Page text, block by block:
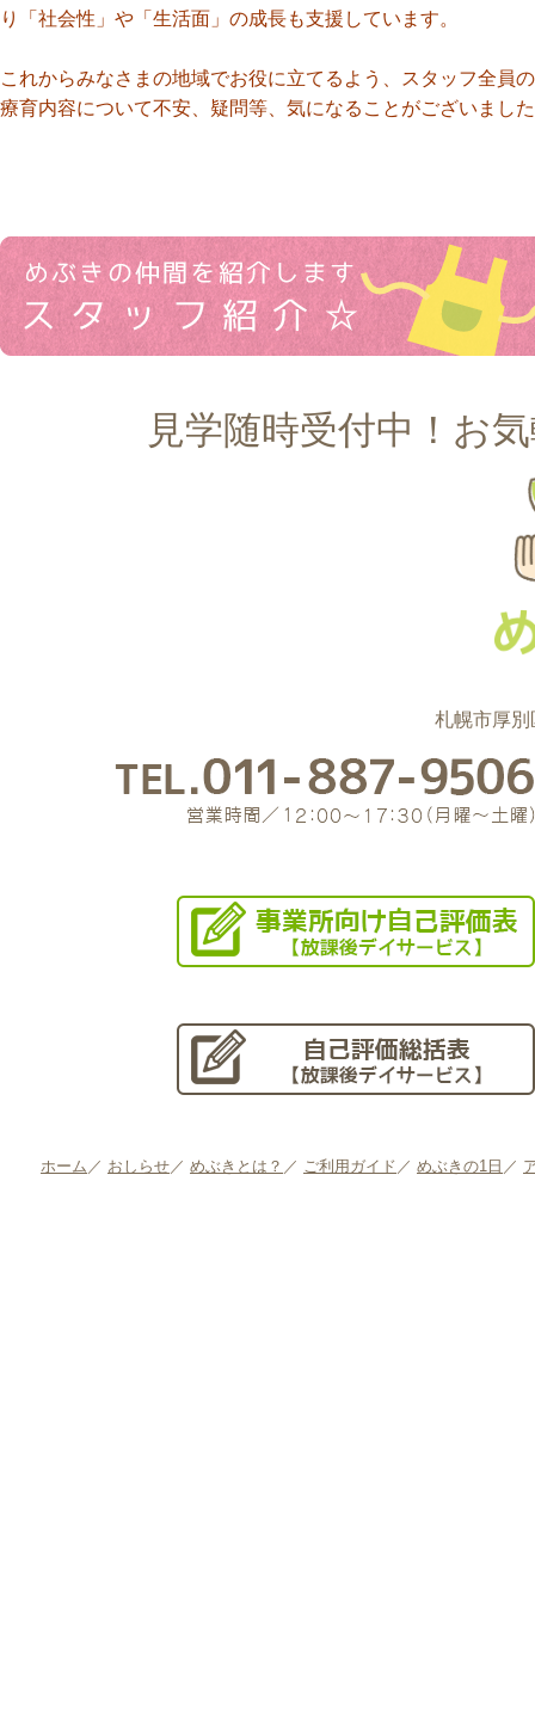
り「社会性」や「生活面」の成長も支援しています。
これからみなさまの地域でお役に立てるよう、スタッフ全員
療育内容について不安、疑問等、気になることがございまし
見学随時受付中！お
札幌市厚
ホーム ／ おしらせ／ めぶきとは？ ／ ご利用ガイド ／ めぶきの1日 ／